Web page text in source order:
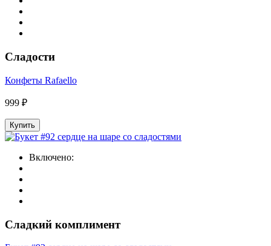
Сладости
Конфеты Rafaello
999 ₽
Купить
Включено:
Сладкий комплимент